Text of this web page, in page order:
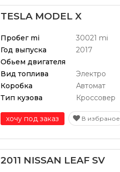
TESLA MODEL X
Пробег mi
30021 mi
Год выпуска
2017
Обьем двигателя
Вид топлива
Электро
Коробка
Автомат
Тип кузова
Кроссовер
хочу под заказ В избраное
2011 NISSAN LEAF SV